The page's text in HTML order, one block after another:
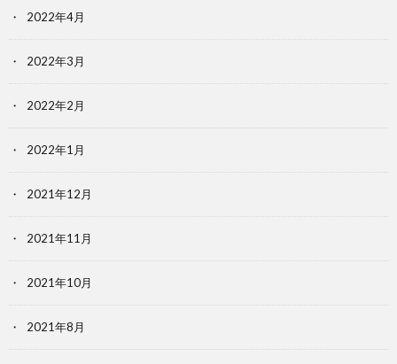
2022年4月
2022年3月
2022年2月
2022年1月
2021年12月
2021年11月
2021年10月
2021年8月